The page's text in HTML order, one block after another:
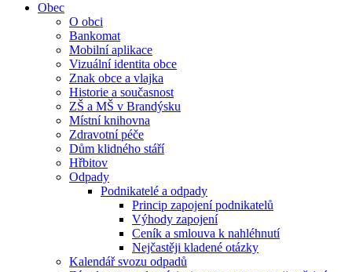
Obec
O obci
Bankomat
Mobilní aplikace
Vizuální identita obce
Znak obce a vlajka
Historie a současnost
ZŠ a MŠ v Brandýsku
Místní knihovna
Zdravotní péče
Dům klidného stáří
Hřbitov
Odpady
Podnikatelé a odpady
Princip zapojení podnikatelů
Výhody zapojení
Ceník a smlouva k nahléhnutí
Nejčastěji kladené otázky
Kalendář svozu odpadů